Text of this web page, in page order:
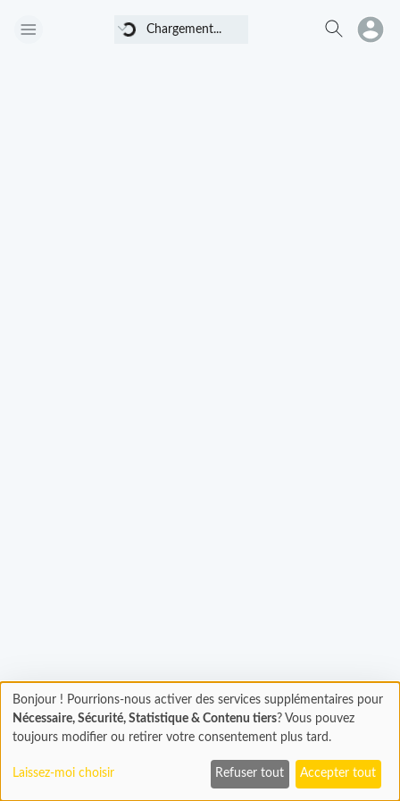
Chargement... Chargement...
Chargement
En cours...
Bonjour ! Pourrions-nous activer des services supplémentaires pour
Nécessaire, Sécurité, Statistique & Contenu tiers? Vous pouvez
toujours modifier ou retirer votre consentement plus tard.
Laissez-moi choisir Refuser tout Accepter tout